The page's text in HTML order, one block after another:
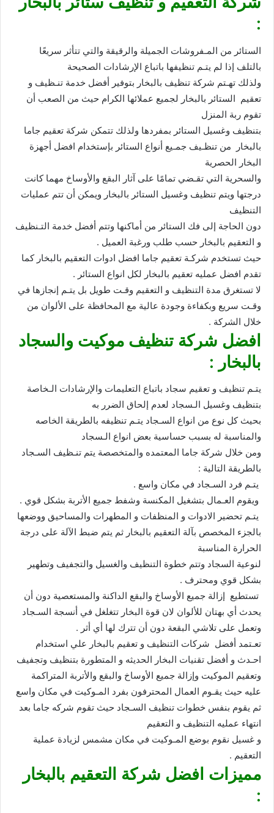
:
الستائر من المـفروشات الجميلة والرقيقة والتي تتأثر سريعًا
بالتلف إذا لم يتـم تنظيفها باتباع الإرشادات الصحيحة
ولذلك تهـتم شركة تنظيف بالبخار بتوفير أفضل خدمة تنـظيف و
تعقيم الستائر بالبخار لجميع عملائها الكرام حيث من الصعب أن
تقوم ربة المنزل
بتنظيف وغسيل الستائر بمفردها ولذلك تتمكن شركة تعقيم جاما
بالبخار من تنظـيف جمـيع أنواع الستائر بإستخدام افضل أجهزة
البخار الحصرية
والسحرية التي تقـضي تمامًا على آثار البقع والأوساخ مهما كانت
درجتها ويتم تنظيف وغسيل الستائر بالبخار ويمكن أن تتم عمليات
التنظيف
دون الحاجة إلى فك الستائر من أماكنها وتتم أفضل خدمة التـنظيف
و التعقيم بالبخار حسب طلب ورغبة العميل .
حيث تستخدم شركـة تعقيم جاما افضل ادوات التعقيم بالبخار كما
تقدم افضل عمليه تعقيم بالبخار لكل انواع الستائر .
لا تستغرق مدة التنظيف و التعقيم وقـت طويل بل يتـم إنجازها في
وقـت سريع وبكفاءة وجودة عالية مع المحافظة على الألوان من
خلال الشركة .
افضل شركة تنظيف موكيت والسجاد
بالبخار :
يتـم تنظيف و تعقيم سجاد باتباع التعليمات والإرشادات الـخاصة
بتنظيف وغسيل الـسجاد لعدم إلحاق الضرر به
بحيث كل نوع من انواع السـجاد يتـم تنظيفه بالطريقة الخاصه
والمناسبة له بسبب حساسية بعض انواع الـسجاد
ومن خلال شركة جاما المعتمده والمتخصصة يتم تنـظيف السـجاد
بالطريقة التالية :
يتـم فرد السـجاد في مكان واسع .
ويقوم العـمال بتشغيل المكنسة وشفط جميع الأتربة بشكل قوي .
يتـم تحضير الادوات و المنظفات و المطهرات والمساحيق ووضعها
بالجزء المخصص بآلة التعقيم بالبخار ثم يتم ضبط الآلة على درجة
الحرارة المناسبة
لنوعية السجاد وتتم خطوة التنظيف والغسيل والتجفيف وتطهير
بشكل قوي ومحترف .
تستطيع إزالة جميع الأوساخ والبقع الداكنة والمستعصية دون أن
يحدث أي بهتان للألوان لان قوة البخار تتغلغل في أنسجة السـجاد
وتعمل على تلاشي البقعة دون أن تترك لها أي أثر .
تعـتمد أفضل شركات التنظيف و تعقيم بالبخار علي استخدام
احـدث و أفضل تقنيات البخار الحديثه و المتطورة بتنظيف وتجفيف
وتعقيم الموكيت وإزالة جميع الأوساخ والبقع والأتربة المتراكمة
عليه حيث يقـوم العمال المحترفون بفرد المـوكيت في مكان واسع
ثم يقوم بنفس خطوات تنظيف السـجاد حيث تقوم شركه جاما بعد
انتهاء عمليه التنظيف و التعقيم
و غسيل نقوم بوضع المـوكيت في مكان مشمس لزيادة عملية
التعقيم .
مميزات افضل شركة التعقيم بالبخار
: